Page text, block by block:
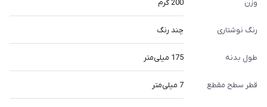
وزن 200 گرم
رنگ نوشتاری چند رنگ
طول بدنه 175 میلی‌متر
قطر سطح مقطع 7 میلی‌متر